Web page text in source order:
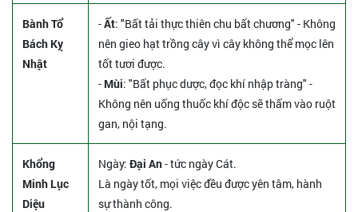
Bành Tổ
Bách Kỵ
Nhật
-Ất: "Bất tải thực thiên chu bất chương" - Không
nên gieo hạt trồng cây vì cây không thể mọc lên
tốt tươi được.
- Mùi: "Bất phục dược, đọc khí nhập tràng" -
Không nên uống thuốc khí độc sẽ thấm vào ruột
gan, nội tạng.
Khổng
Minh Lục
Diệu
Ngày: Đại An- tức ngày Cát.
Là ngày tốt, mọi việc đều được yên tâm, hành
sự thành công.